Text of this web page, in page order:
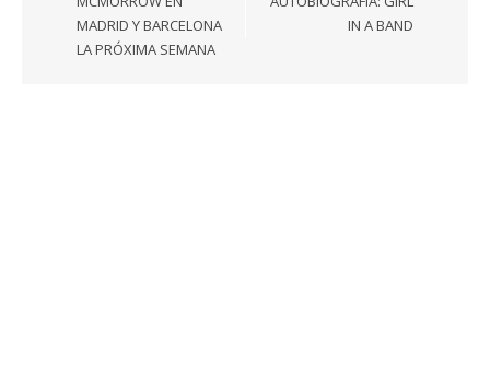
MADRID Y BARCELONA
LA PRÓXIMA SEMANA
IN A BAND